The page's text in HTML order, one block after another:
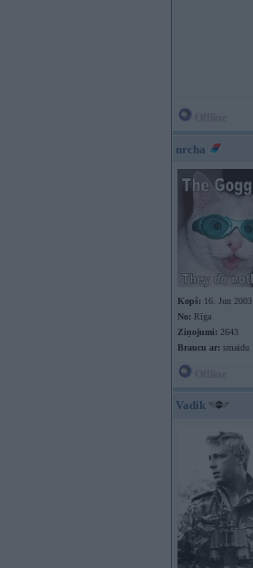
nrcha
Kopš: 16. Jun 2003
No: Rīga
Ziņojumi: 2643
Braucu ar: smaidu
Vadik